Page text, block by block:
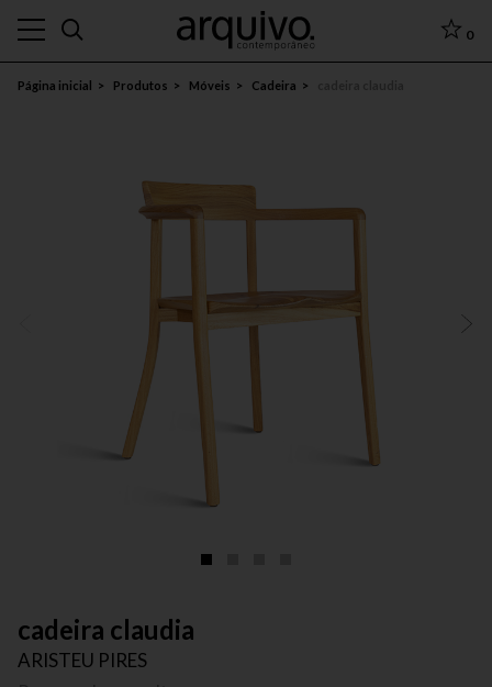
0
Página inicial Produtos Móveis Cadeira
cadeira claudia
ARISTEU PIRES